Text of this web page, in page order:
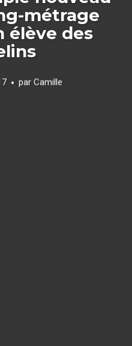
métrage
élève des
par Camille